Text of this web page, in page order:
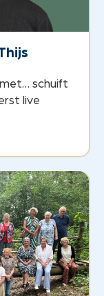
met… schuift
live